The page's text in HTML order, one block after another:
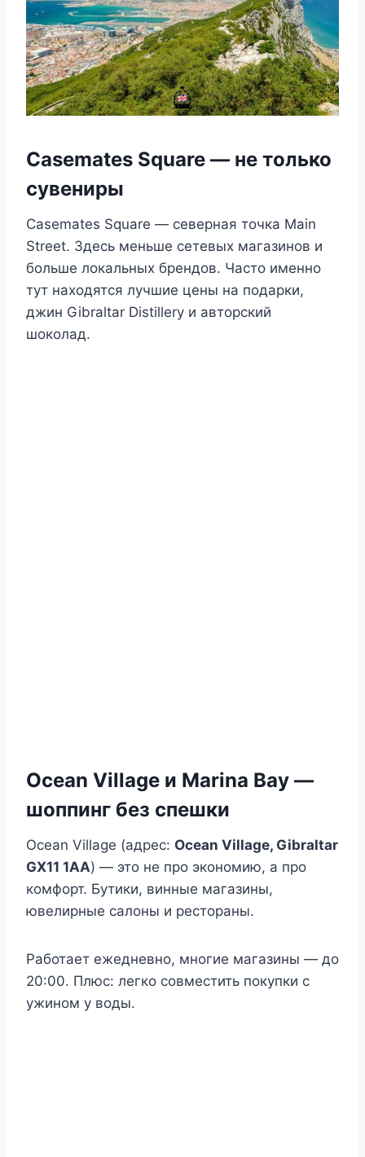
Casemates Square — не только
сувениры
Casemates Square — северная точка Main
Street. Здесь меньше сетевых магазинов и
больше локальных брендов. Часто именно
тут находятся лучшие цены на подарки,
джин Gibraltar Distillery и авторский
шоколад.
Ocean Village и Marina Bay —
шоппинг без спешки
Ocean Village (адрес: Ocean Village, Gibraltar
GX11 1AA) — это не про экономию, а про
комфорт. Бутики, винные магазины,
ювелирные салоны и рестораны.
Работает ежедневно, многие магазины — до
20:00. Плюс: легко совместить покупки с
ужином у воды.